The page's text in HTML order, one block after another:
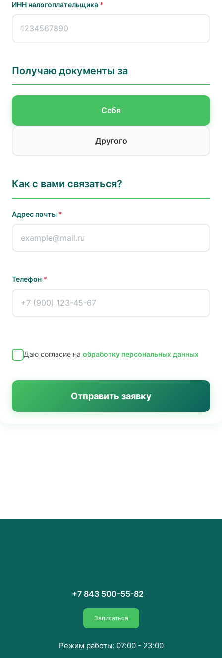
ИНН налогоплательщика *
Получаю документы за
Себя
Другого
Как с вами связаться?
Адрес почты *
Телефон *
Даю согласие на обработку персональных данных
Отправить заявку
+7 843 500-55-82
Записаться
Режим работы: 07:00 - 23:00